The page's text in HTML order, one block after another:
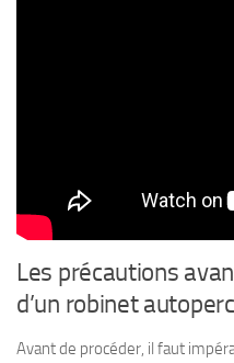
Les précautions
d’un robinet
Avant de procéder, il faut